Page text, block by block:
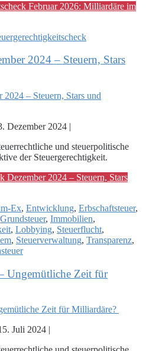
Februar 2026: Milliardäre im
2024 – Steuern, Stars
– Steuern, Stars und
Dezember 2024 |
und steuerpolitische
der Steuergerechtigkeit.
Dezember 2024 – Steuern, Stars
Ex, Entwicklung, Erbschaftsteuer,
Grundsteuer, Immobilien,
, Lobbying, Steuerflucht,
, Steuerverwaltung, Transparenz,
Ungemütliche Zeit für
Zeit für Milliardäre?
Juli 2024